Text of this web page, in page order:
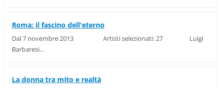
Roma: il fascino dell'eterno
Dal 7 novembre 2013 Artisti selezionati: 27 Luigi
Barbaresi...
La donna tra mito e realtà